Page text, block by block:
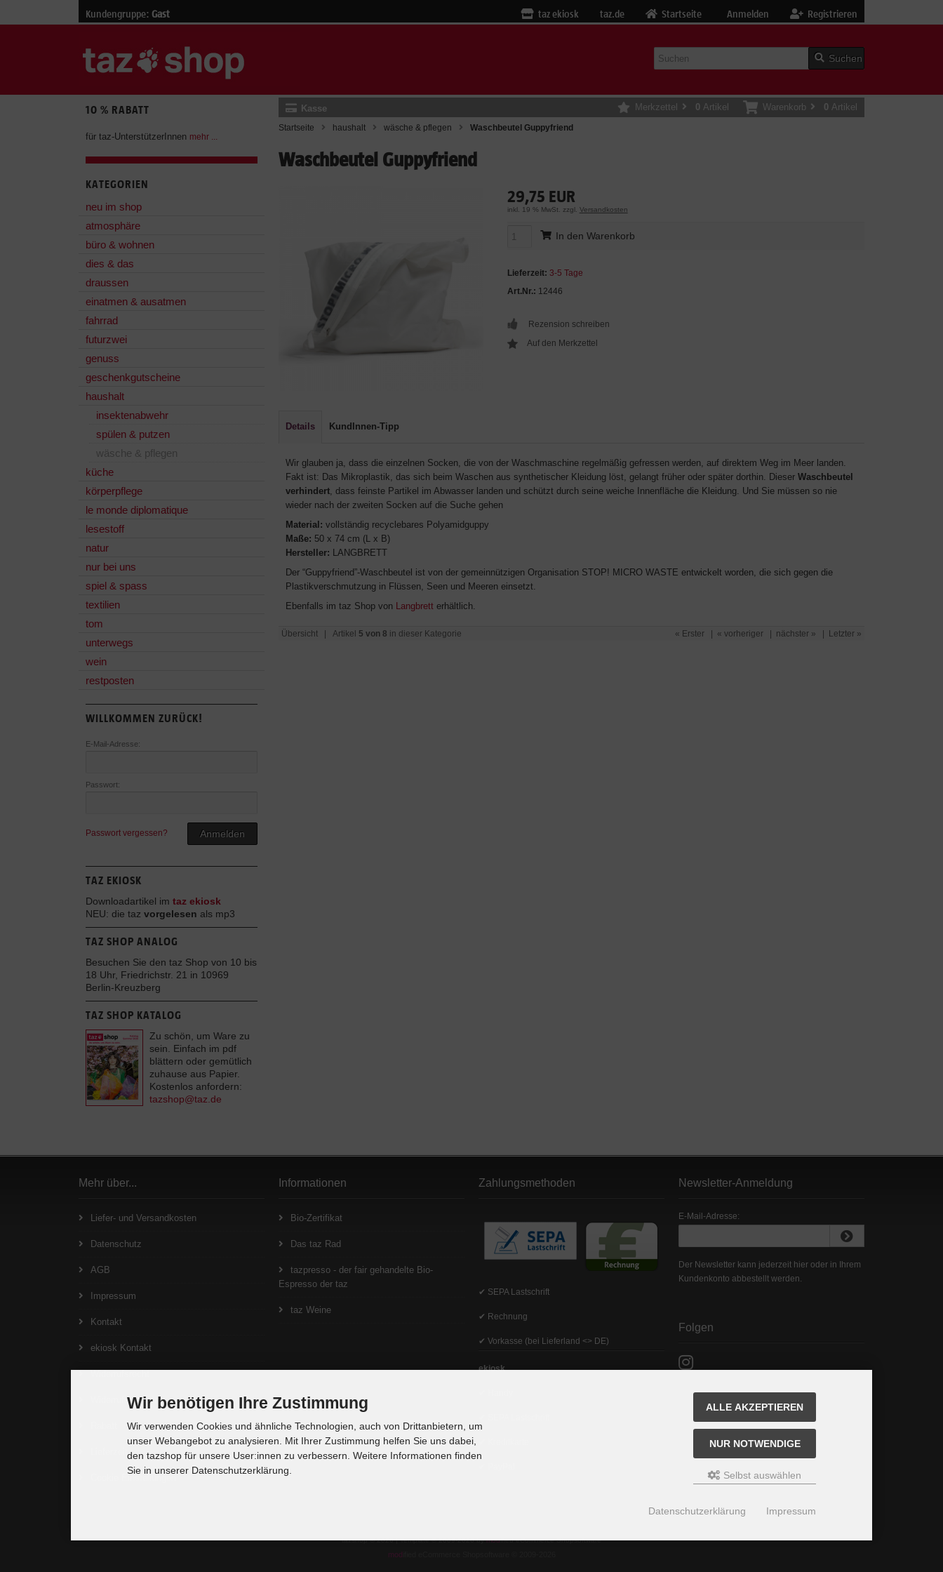
Kundengruppe: Gast Registrieren
Anmelden
Startseite
taz.de
taz ekiosk
Suchen
Kasse Warenkorb 0 Artikel
Merkzettel 0 Artikel
Startseite haushalt wäsche & pflegen Waschbeutel Guppyfriend
Waschbeutel Guppyfriend
29,75 EUR
inkl. 19 % MwSt. zzgl. Versandkosten
In den Warenkorb
Lieferzeit: 3-5 Tage
Art.Nr.: 12446
Rezension schreiben
Details KundInnen-Tipp
Wir glauben ja, dass die einzelnen Socken, die von der Waschmaschine regelmäßig gefressen werden, auf direktem Weg im Meer landen.
Fakt ist: Das Mikroplastik, das sich beim Waschen aus synthetischer Kleidung löst, gelangt früher oder später dorthin. Dieser Waschbeutel
verhindert, dass feinste Partikel im Abwasser landen und schützt durch seine weiche Innenfläche die Kleidung. Und Sie müssen so nie
wieder nach der zweiten Socken auf die Suche gehen
Material: vollständig recyclebares Polyamidguppy
Maße: 50 x 74 cm (L x B)
Hersteller: LANGBRETT
Der “Guppyfriend”-Waschbeutel ist von der gemeinnützigen Organisation STOP! MICRO WASTE entwickelt worden, die sich gegen die
Plastikverschmutzung in Flüssen, Seen und Meeren einsetzt.
Ebenfalls im taz Shop von Langbrett erhältlich.
Übersicht | Artikel 5 von 8 in dieser Kategorie « Erster « vorheriger nächster » Letzter »
10 % RABATT
für taz-UnterstützerInnen mehr ...
KATEGORIEN
neu im shop
atmosphäre
büro & wohnen
dies & das
draussen
einatmen & ausatmen
fahrrad
futurzwei
genuss
geschenkgutscheine
haushalt
insektenabwehr
spülen & putzen
wäsche & pflegen
küche
körperpflege
le monde diplomatique
lesestoff
natur
nur bei uns
spiel & spass
textilien
tom
unterwegs
wein
restposten
WILLKOMMEN ZURÜCK!
E-Mail-Adresse:
Passwort:
Passwort vergessen? Anmelden
TAZ EKIOSK
Downloadartikel im taz ekiosk
NEU: die taz vorgelesen als mp3
TAZ SHOP ANALOG
Besuchen Sie den taz Shop von 10 bis
18 Uhr, Friedrichstr. 21 in 10969
Berlin-Kreuzberg
TAZ SHOP KATALOG
Zu schön, um Ware zu
sein. Einfach im pdf
blättern oder gemütlich
zuhause aus Papier.
Kostenlos anfordern:
tazshop@taz.de
Mehr über...
Liefer- und Versandkosten
Datenschutz
AGB
Impressum
Kontakt
ekiosk Kontakt
Widerrufsrecht
Widerrufsformular
Cookie Einstellungen
Informationen
Bio-Zertifikat
Das taz Rad
tazpresso - der fair gehandelte Bio-
Espresso der taz
taz Weine
Zahlungsmethoden
✔ SEPA Lastschrift
✔ Rechnung
✔ Vorkasse (bei Lieferland <> DE)
ekiosk
Newsletter-Anmeldung
E-Mail-Adresse:
Der Newsletter kann jederzeit hier oder in Ihrem
Kundenkonto abbestellt werden.
Folgen
tazshop © 2026 | Template © 2009-2026 bymodified eCommerce Shopsoftware
mod
Wir benötigen Ihre Zustimmung
Wir verwenden Cookies und ähnliche Technologien, auch von Drittanbietern, um
unser Webangebot zu analysieren. Mit Ihrer Zustimmung helfen Sie uns dabei,
den tazshop für unsere User:innen zu verbessern. Weitere Informationen finden
Sie in unserer Datenschutzerklärung.
ALLE AKZEPTIEREN
NUR NOTWENDIGE
Selbst auswählen
Datenschutzerklärung Impressum